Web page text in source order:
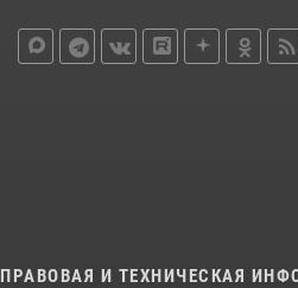
ПРАВОВАЯ И ТЕХНИЧЕСКАЯ